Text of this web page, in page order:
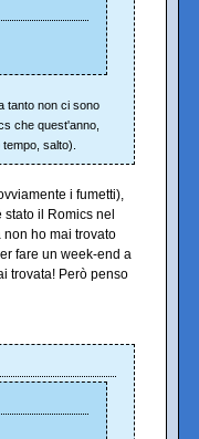
tanto non ci sono
che quest'anno,
salto).
i fumetti),
il Romics nel
ho mai trovato
fare un week-end a
trovata! Però penso